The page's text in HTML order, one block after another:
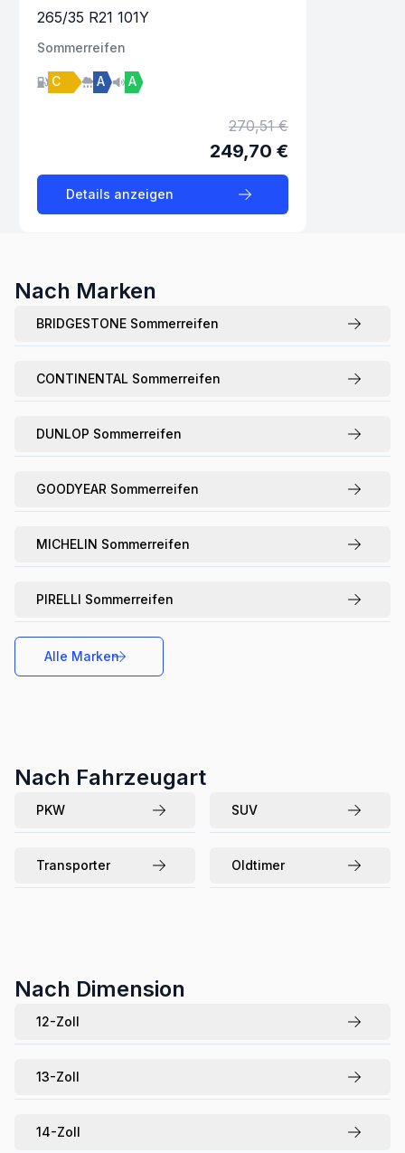
265/35 R21 101Y
Sommerreifen
C A A
270,51 €
249,70 €
Details anzeigen
Nach Marken
BRIDGESTONE Sommerreifen
CONTINENTAL Sommerreifen
DUNLOP Sommerreifen
GOODYEAR Sommerreifen
MICHELIN Sommerreifen
PIRELLI Sommerreifen
Alle Marken
Nach Fahrzeugart
PKW SUV
Transporter Oldtimer
Nach Dimension
12-Zoll
13-Zoll
14-Zoll